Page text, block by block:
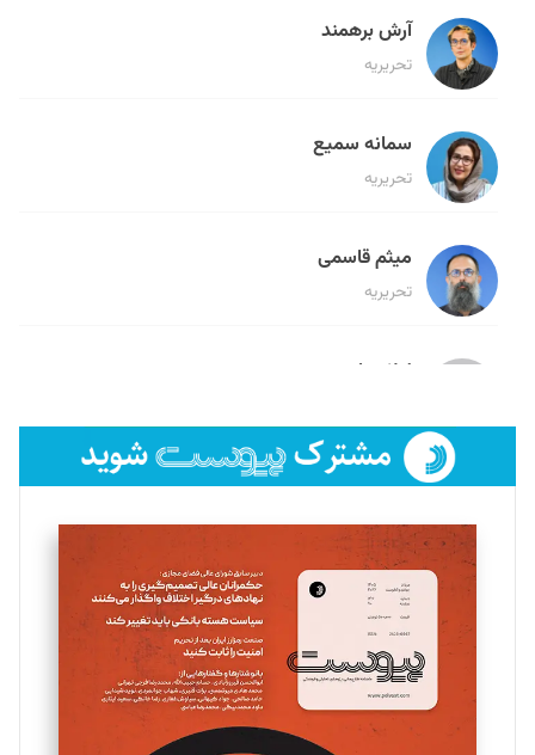
آرش برهمند
تحریریه
سمانه سمیع
تحریریه
میثم قاسمی
تحریریه
لیلا حنارود
فائزه فتحی رستمی
تحریریه
سروش کرمیان
تحریریه
مینا پاکدل